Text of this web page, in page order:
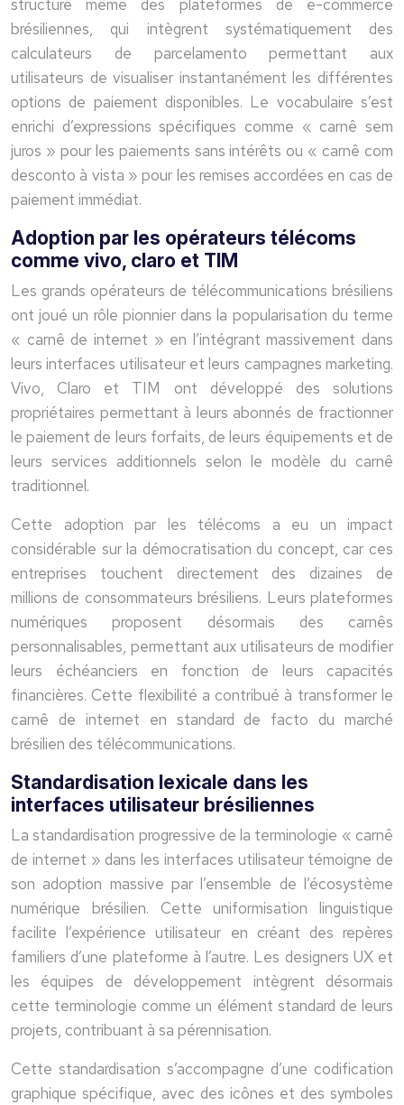
structure même des plateformes de e-commerce
brésiliennes, qui intègrent systématiquement des
calculateurs de parcelamento permettant aux
utilisateurs de visualiser instantanément les différentes
options de paiement disponibles. Le vocabulaire s’est
enrichi d’expressions spécifiques comme « carnê sem
juros » pour les paiements sans intérêts ou « carnê com
desconto à vista » pour les remises accordées en cas de
paiement immédiat.
Adoption par les opérateurs télécoms
comme vivo, claro et TIM
Les grands opérateurs de télécommunications brésiliens
ont joué un rôle pionnier dans la popularisation du terme
« carnê de internet » en l’intégrant massivement dans
leurs interfaces utilisateur et leurs campagnes marketing.
Vivo, Claro et TIM ont développé des solutions
propriétaires permettant à leurs abonnés de fractionner
le paiement de leurs forfaits, de leurs équipements et de
leurs services additionnels selon le modèle du carnê
traditionnel.
Cette adoption par les télécoms a eu un impact
considérable sur la démocratisation du concept, car ces
entreprises touchent directement des dizaines de
millions de consommateurs brésiliens. Leurs plateformes
numériques proposent désormais des carnês
personnalisables, permettant aux utilisateurs de modifier
leurs échéanciers en fonction de leurs capacités
financières. Cette flexibilité a contribué à transformer le
carnê de internet en standard de facto du marché
brésilien des télécommunications.
Standardisation lexicale dans les
interfaces utilisateur brésiliennes
La standardisation progressive de la terminologie « carnê
de internet » dans les interfaces utilisateur témoigne de
son adoption massive par l’ensemble de l’écosystème
numérique brésilien. Cette uniformisation linguistique
facilite l’expérience utilisateur en créant des repères
familiers d’une plateforme à l’autre. Les designers UX et
les équipes de développement intègrent désormais
cette terminologie comme un élément standard de leurs
projets, contribuant à sa pérennisation.
Cette standardisation s’accompagne d’une codification
graphique spécifique, avec des icônes et des symboles